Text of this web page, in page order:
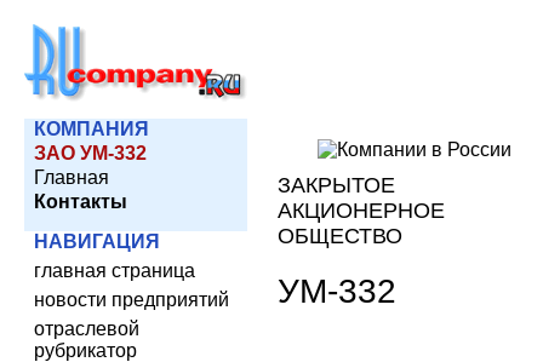
КОМПАНИЯ
ЗАО УМ-332
Главная
Контакты
НАВИГАЦИЯ
главная страница
новости предприятий
отраслевой
рубрикатор
ЗАКРЫТОЕ
АКЦИОНЕРНОЕ
ОБЩЕСТВО
УМ-332